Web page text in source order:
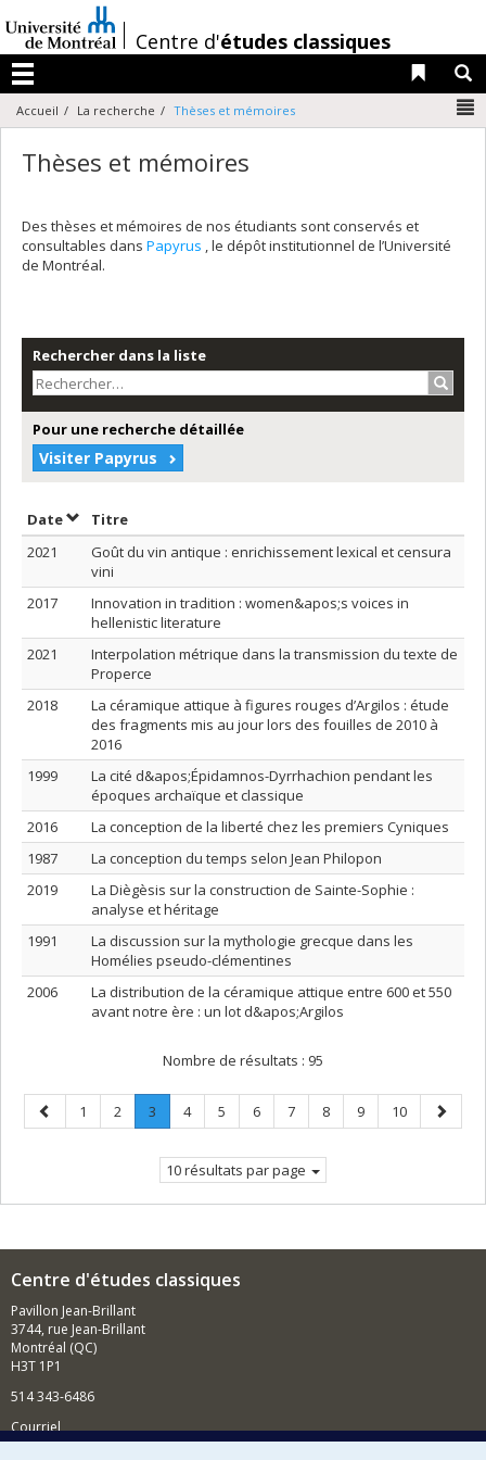
au
contenu
/
Centre d'études classiques
Menu
Liens
Accueil La recherche Thèses et mémoires
Thèses et mémoires
Des thèses et mémoires de nos étudiants sont conservés et
consultables dans Papyrus , le dépôt institutionnel de l’Université
de Montréal.
Rechercher dans la liste
Pour une recherche détaillée
Visiter Papyrus
DateTrier par date en ordre croissant
Titre
2021
Goût du vin antique : enrichissement lexical et censura
vini
2017
Innovation in tradition : women&apos;s voices in
hellenistic literature
2021
Interpolation métrique dans la transmission du texte de
Properce
2018
La céramique attique à figures rouges d’Argilos : étude
des fragments mis au jour lors des fouilles de 2010 à
2016
1999
La cité d&apos;Épidamnos-Dyrrhachion pendant les
époques archaïque et classique
2016
La conception de la liberté chez les premiers Cyniques
1987
La conception du temps selon Jean Philopon
2019
La Diègèsis sur la construction de Sainte-Sophie :
analyse et héritage
1991
La discussion sur la mythologie grecque dans les
Homélies pseudo-clémentines
2006
La distribution de la céramique attique entre 600 et 550
avant notre ère : un lot d&apos;Argilos
Nombre de résultats : 95
Page
précédente
Page
1 Page
2 Page
3
Page
Page
4 Page
5 Page
6 Page
7 Page
8 Page
9 Page
10
Page
10 résultats par page
Centre d'études classiques
Pavillon Jean-Brillant
3744, rue Jean-Brillant
Montréal (QC)
H3T 1P1
514 343-6486
Courriel